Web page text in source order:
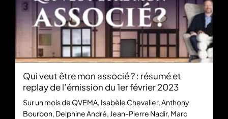
Qui veut être mon associé ? : résumé et
replay de l’émission du 1er février 2023
Sur un mois de QVEMA, Isabèle Chevalier, Anthony
Bourbon, Delphine André, Jean-Pierre Nadir, Marc